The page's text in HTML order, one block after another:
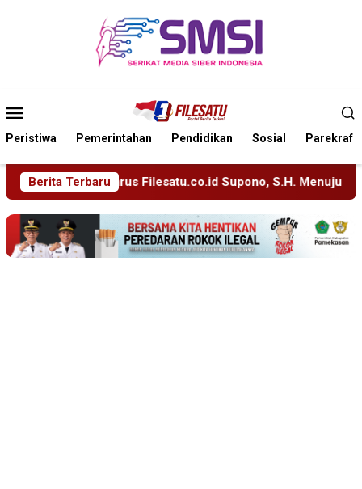
Mobile
Peristiwa Pemerintahan Pendidikan Sosial Parekraf
Berita Terbaru
Supono, S.H. Menuju Tanah Suci, Manajemen